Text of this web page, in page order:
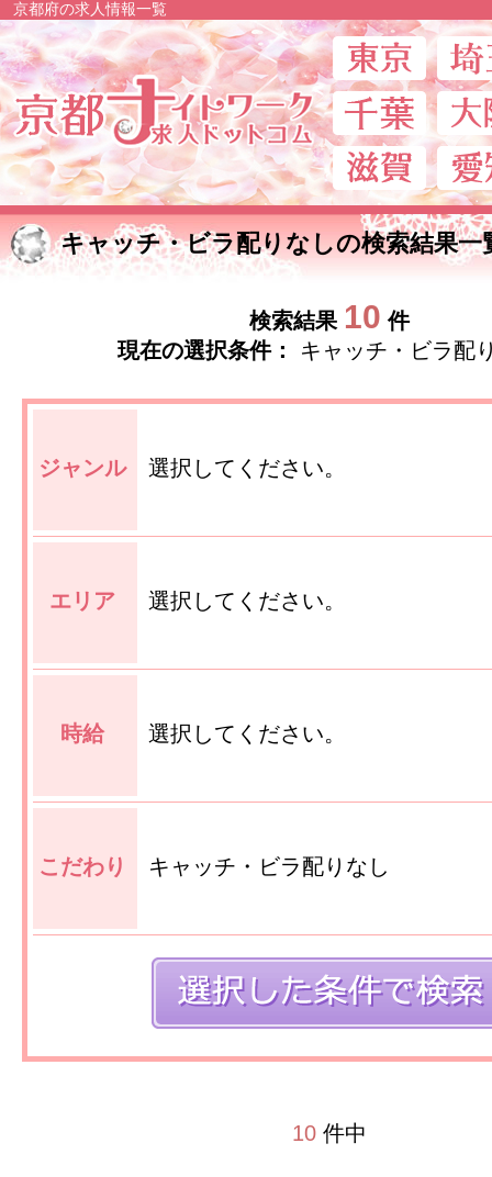
京都府の求人情報一覧
京都ナイトワー
キャッチ・ビラ配りなしの検索結果一
検索結果 10 件
現在の選択条件： キャッチ・ビラ配
ジャンル 選択してください。
エリア 選択してください。
時給 選択してください。
こだわり キャッチ・ビラ配りなし
10 件中